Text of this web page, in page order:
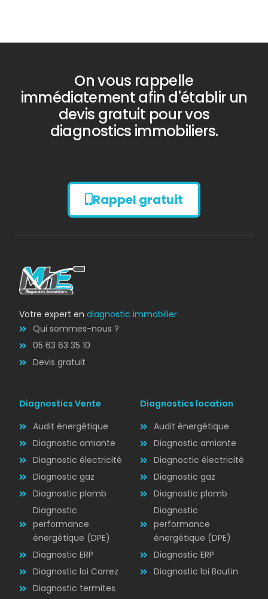
Diagnostic
AMIANTE
Diagnostic
ÉLECTRICITÉ
On vous rappelle
immédiatement afin d'établir un
devis gratuit pour vos
diagnostics immobiliers.
Rappel gratuit
Votre expert endiagnostic immobilier
Qui sommes-nous ?
05 63 63 35 10
Devis gratuit
Diagnostics Vente
Audit énergétique
Diagnostic amiante
Diagnostic électricité
Diagnostic gaz
Diagnostic plomb
Diagnostic
performance
énergétique (DPE)
Diagnostic ERP
Diagnostic loi Carrez
Diagnostic termites
Diagnostics location
Audit énergétique
Diagnostic amiante
Diagnoctic électricité
Diagnostic gaz
Diagnostic plomb
Diagnostic
performance
énergétique (DPE)
Diagnostic ERP
Diagnostic loi Boutin